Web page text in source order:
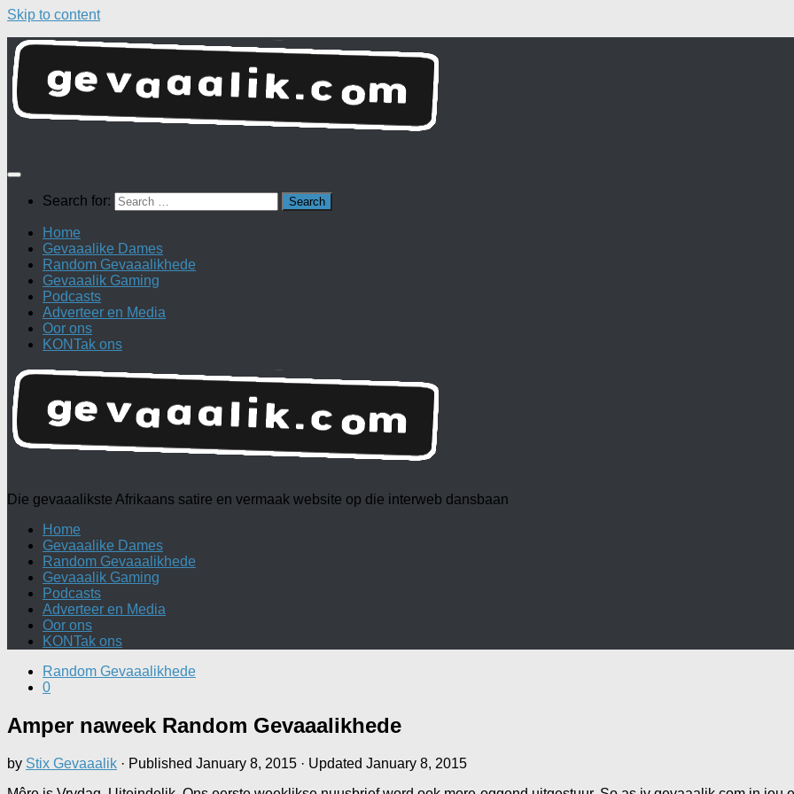
Skip to content
Search for:
Home
Gevaaalike Dames
Random Gevaaalikhede
Gevaaalik Gaming
Podcasts
Adverteer en Media
Oor ons
KONTak ons
Die gevaaalikste Afrikaans satire en vermaak website op die interweb dansbaan
Home
Gevaaalike Dames
Random Gevaaalikhede
Gevaaalik Gaming
Podcasts
Adverteer en Media
Oor ons
KONTak ons
Random Gevaaalikhede
0
Amper naweek Random Gevaaalikhede
by Stix Gevaaalik · Published January 8, 2015 · Updated January 8, 2015